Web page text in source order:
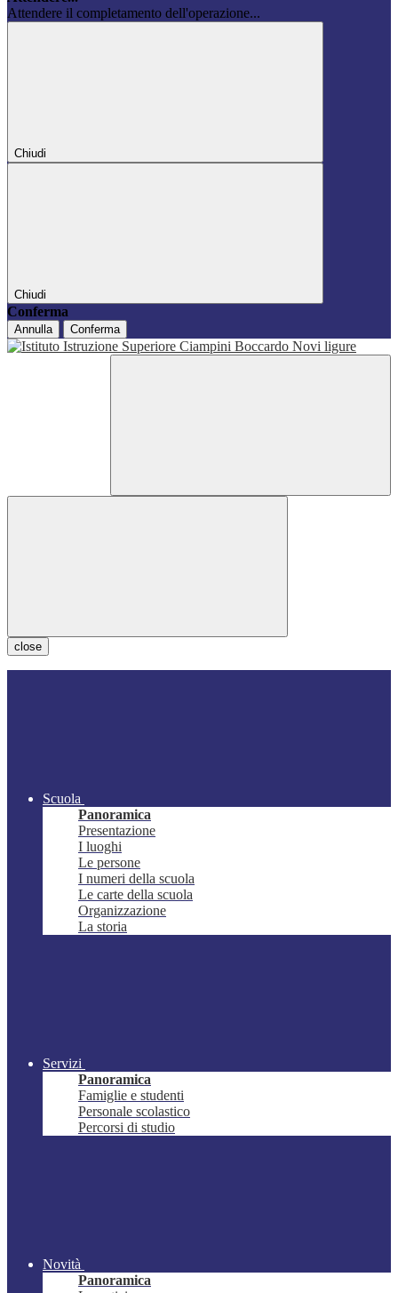
Attendere il completamento dell'operazione...
Chiudi
Chiudi
Conferma
Annulla Conferma
close
Scuola
Panoramica
Presentazione
I luoghi
Le persone
I numeri della scuola
Le carte della scuola
Organizzazione
La storia
Servizi
Panoramica
Famiglie e studenti
Personale scolastico
Percorsi di studio
Novità
Panoramica